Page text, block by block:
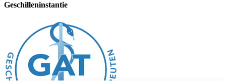
Geschilleninstantie